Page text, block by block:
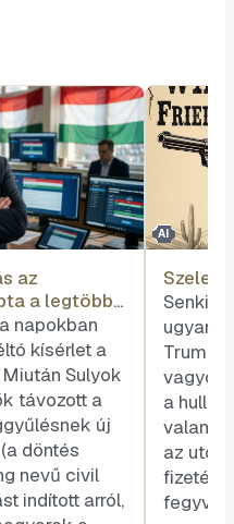
az
a legtöbb
napokban
kísérlet a
Sulyok
távozott a
új
döntés
nevű civil
indított arról,
AI
Szele
Senkit
Trump
a
az
fizetése